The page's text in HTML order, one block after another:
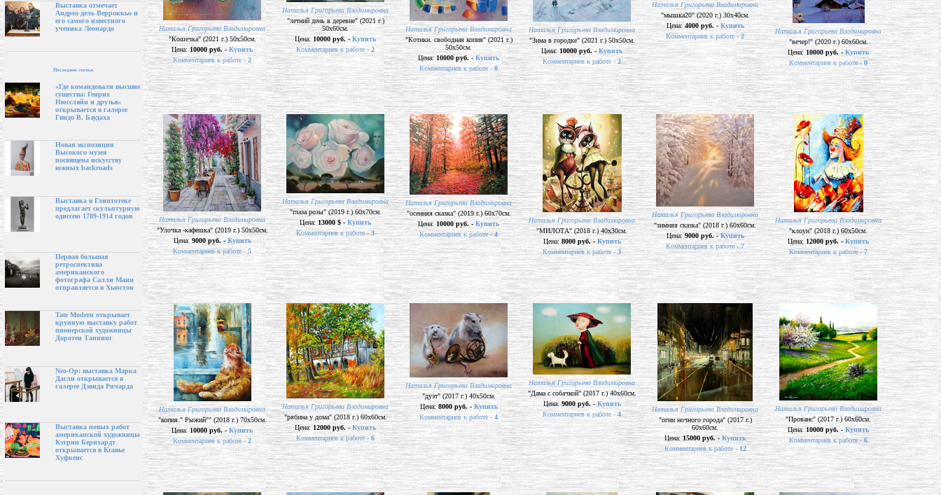
Выставка отмечает
Андреа дель Верроккьо и
его самого известного
ученика Леонардо
Последние статьи
«Где командовали высшие
существа: Генрих
Нюссляйн и друзья»
открывается в галерее
Гвидо В. Баудаха
Новая экспозиция
Высокого музея
посвящена искусству
южных backroads
Выставка в Глиптотеке
предлагает скульптурную
одиссею 1789-1914 годов
Первая большая
ретроспектива
американского
фотографа Салли Манн
отправляется в Хьюстон
Tate Modern открывает
крупную выставку работ
пионерской художницы
Доротеи Таннинг
Neo-Op: выставка Марка
Дагли открывается в
галерее Дэвида Ричарда
Выставка новых работ
американской художницы
Кэтрин Бернхардт
открывается в Ксавье
Хуфкенс
Наталья Григорьева Владимировна
"Кошечка" (2021 г.) 50х50см.
Цена: 10000 руб. -Купить
Комментариев к работе - 2
Наталья Григорьева Владимировна
"летний день в деревне" (2021 г.)
50х60см.
Цена: 10000 руб. - Купить
Комментариев к работе - 2
Наталья Григорьева Владимировна
"Котики. свободная копия" (2021 г.)
50х50см.
Цена:10000 руб. - Купить
Комментариев к работе - 0
Наталья Григорьева Владимировна
"Зима в городке" (2021 г.) 50х50см.
Цена:10000 руб. - Купить
Комментариев к работе - 2
Наталья Григорьева Владимировна
"мышка20" (2020 г.) 30х40см.
Цена:4000 руб. - Купить
Комментариев к работе -2
Наталья Григорьева Владимировна
"вечер!" (2020 г.) 60х60см.
Цена: 10000 руб. - Купить
Комментариев к работе - 0
Наталья Григорьева Владимировна
"Улочка -кафешка" (2019 г.) 50х50см.
Цена:9000 руб. -Купить
Комментариев к работе - 5
Наталья Григорьева Владимировна
"глаза розы" (2019 г.) 60х70см.
Цена:13000 $ - Купить
Комментариев к работе - 3
Наталья Григорьева Владимировна
"осенняя сказка" (2019 г.) 60х70см.
Цена:10000 руб. - Купить
Комментариев к работе -4
Наталья Григорьева Владимировна
"МИЛОТА" (2018 г.) 40х30см.
Цена:8000 руб. -Купить
Комментариев к работе -3
Наталья Григорьева Владимировна
"зимняя сказка" (2018 г.) 60х60см.
Цена:9000 руб. -Купить
Комментариев к работе -7
Наталья Григорьева Владимировна
"клоун" (2018 г.) 60х50см.
Цена: 12000 руб. - Купить
Комментариев к работе -7
Наталья Григорьева Владимировна
"копия." Рыжий"" (2018 г.) 70х50см.
Цена:10000 руб. - Купить
Комментариев к работе -2
Наталья Григорьева Владимировна
"рябина у дома" (2018 г.) 60х60см.
Цена:12000 руб. - Купить
Комментариев к работе -6
Наталья Григорьева Владимировна
"дуэт" (2017 г.) 40х50см.
Цена: 8000 руб. - Купить
Комментариев к работе - 4
Наталья Григорьева Владимировна
"Дама с собачкой" (2017 г.) 40х60см.
Цена: 9000 руб. - Купить
Комментариев к работе - 4
Наталья Григорьева Владимировна
"огни ночного города" (2017 г.)
60х60см.
Цена: 15000 руб. -Купить
Комментариев к работе - 12
Наталья Григорьева Владимировна
"Прованс" (2017 г.) 60х60см.
Цена: 10000 руб. - Купить
Комментариев к работе -6